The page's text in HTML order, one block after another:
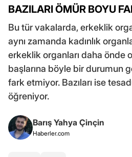
BAZILARI ÖMÜR BOYU
Bu tür vakalarda, erkeklik
aynı zamanda kadınlık
erkeklik organları daha önde
başlarına böyle bir durumun
fark etmiyor. Bazıları ise
öğreniyor.
Barış Yahya Çinçin
Haberler.com